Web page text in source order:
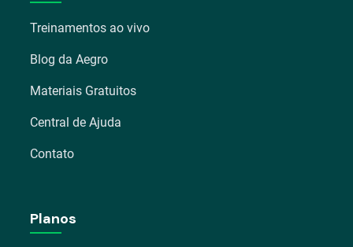
Treinamentos ao vivo
Blog da Aegro
Materiais Gratuitos
Central de Ajuda
Contato
Planos